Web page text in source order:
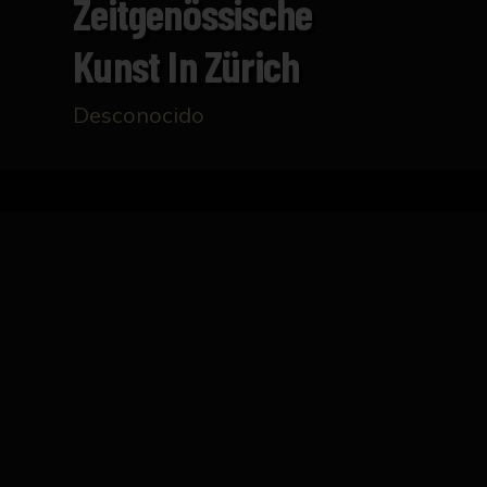
Zeitgenössische
Kunst In Zürich
Desconocido